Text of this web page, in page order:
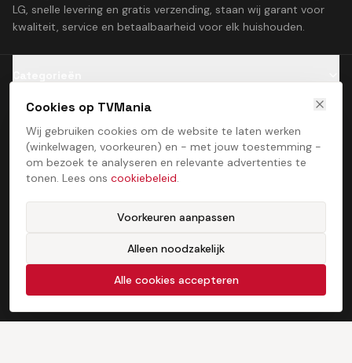
Cookies op TVMania
Wij gebruiken cookies om de website te laten werken
(winkelwagen, voorkeuren) en - met jouw toestemming -
om bezoek te analyseren en relevante advertenties te
tonen. Lees ons cookiebeleid.
Voorkeuren aanpassen
Alleen noodzakelijk
Alle cookies accepteren
LG, snelle levering en gratis verzending, staan wij garant voor
kwaliteit, service en betaalbaarheid voor elk huishouden.
Klantenservice
Contact
Cookiebeleid
ProcessStudio